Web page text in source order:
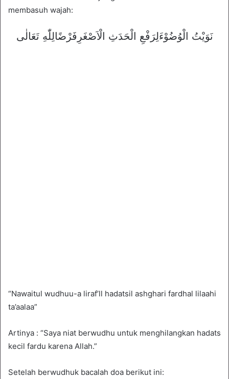
membasuh wajah:
نَوَيْتُ الْوُضُوْءَلِرَفْعِ الْحَدَثِ الْاَصْغَرِفَرْضًالِلّٰهِ تَعَالٰى
“Nawaitul wudhuu-a liraf’ll hadatsil ashghari fardhal lilaahi
ta’aalaa”
Artinya : “Saya niat berwudhu untuk menghilangkan hadats
kecil fardu karena Allah.”
Setelah berwudhuk bacalah doa berikut ini: